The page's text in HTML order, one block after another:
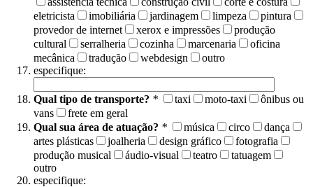
eletricista
imobiliária jardinagem limpeza
pintura
provedor de internet
xerox e impressões
produção
cultural
serralheria cozinha marcenaria
oficina
mecânica
tradução webdesign
outro
especifique:
Qual tipo de transporte? * taxi moto-taxi
ônibus ou
vans
frete em geral
Qual sua área de atuação? * música circo
dança
artes plásticas
joalheria design gráfico
fotografia
produção musical
áudio-visual teatro
tatuagem
outro
especifique: